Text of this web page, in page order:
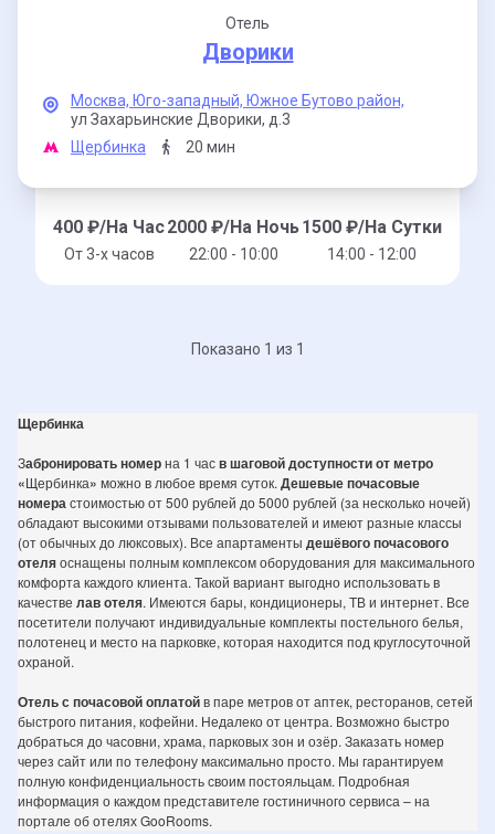
Отель
Дворики
Москва, Юго-западный, Южное Бутово район,
ул Захарьинские Дворики, д.3
Щербинка
20 мин
400 ₽/На Час
От 3-x часов
2000 ₽/На Ночь
22:00 - 10:00
1500 ₽/На Сутки
14:00 - 12:00
Показано 1 из 1
Щербинка
Забронировать номерна 1 часв шаговой доступности от метро
«Щербинка» можно в любое время суток. Дешевые почасовые
номерастоимостью от 500 рублей до 5000 рублей (за несколько ночей)
обладают высокими отзывами пользователей и имеют разные классы
(от обычных до люксовых). Все апартаменты дешёвого почасового
отеляоснащены полным комплексом оборудования для максимального
комфорта каждого клиента. Такой вариант выгодно использовать в
качестве лав отеля. Имеются бары, кондиционеры, ТВ и интернет. Все
посетители получают индивидуальные комплекты постельного белья,
полотенец и место на парковке, которая находится под круглосуточной
охраной.
Отель с почасовой оплатойв паре метров от аптек, ресторанов, сетей
быстрого питания, кофейни. Недалеко от центра. Возможно быстро
добраться до часовни, храма, парковых зон и озёр. Заказать номер
через сайт или по телефону максимально просто. Мы гарантируем
полную конфиденциальность своим постояльцам. Подробная
информация о каждом представителе гостиничного сервиса – на
портале об отелях GooRooms.